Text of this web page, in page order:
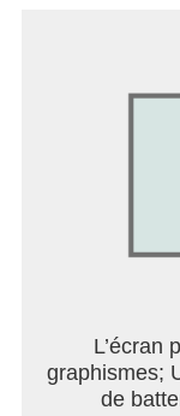
L’écran
graphismes;
de